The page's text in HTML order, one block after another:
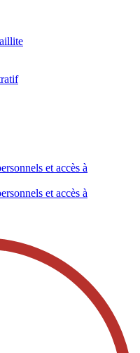
et accès à
et accès à